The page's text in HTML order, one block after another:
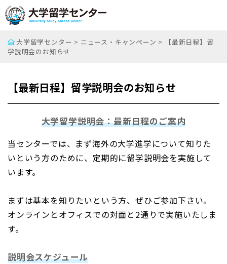
大学留学センター > ニュース・キャンペーン >
【最新日程】留
学説明会のお知らせ
【最新日程】留学説明会のお知らせ
大学留学説明会：最新日程のご案内
当センターでは、まず海外の大学進学について知りた
いという方のために、定期的に留学説明会を実施して
います。
まずは基本を知りたいという方、ぜひご参加下さい。
オンラインとオフィスでの対面と2通りで実施いたしま
す。
説明会スケジュール